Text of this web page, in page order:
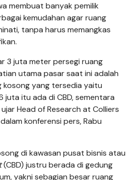
membuat banyak pemilik
kemudahan agar ruang
tanpa harus memangkas
3 juta meter persegi ruang
utama pasar saat ini adalah
kosong yang tersedia yaitu
juta itu ada di CBD, sementara
Head of Research at Colliers
konferensi pers, Rabu
di kawasan pusat bisnis atau
(CBD) justru berada di gedung
yakni sebagian besar ruang